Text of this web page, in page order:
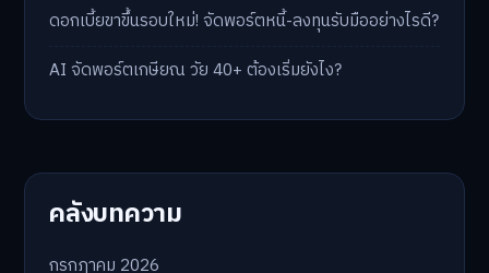
ดอกเบี้ยขาขึ้นรอบใหม่! จัดพอร์ตหนี้-ลงทุนรับมืออย่างไรดี?
AI จัดพอร์ตเกษียณ วัย 40+ ต้องเริ่มยังไง?
คลังบทความ
กรกฎาคม 2026